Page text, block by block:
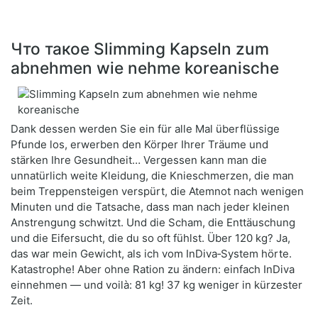
Что такое Slimming Kapseln zum
abnehmen wie nehme koreanische
Dank dessen werden Sie ein für alle Mal überflüssige
Pfunde los, erwerben den Körper Ihrer Träume und
stärken Ihre Gesundheit… Vergessen kann man die
unnatürlich weite Kleidung, die Knieschmerzen, die man
beim Treppensteigen verspürt, die Atemnot nach wenigen
Minuten und die Tatsache, dass man nach jeder kleinen
Anstrengung schwitzt. Und die Scham, die Enttäuschung
und die Eifersucht, die du so oft fühlst. Über 120 kg? Ja,
das war mein Gewicht, als ich vom InDiva‑System hörte.
Katastrophe! Aber ohne Ration zu ändern: einfach InDiva
einnehmen — und voilà: 81 kg! 37 kg weniger in kürzester
Zeit.